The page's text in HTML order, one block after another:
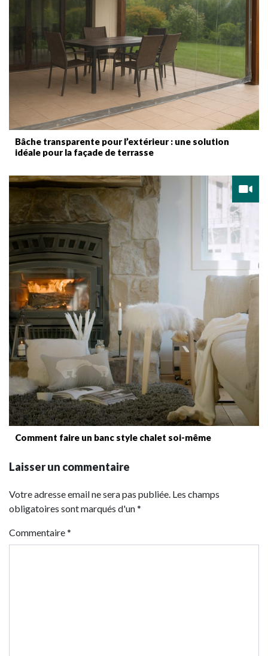
Bâche transparente pour l’extérieur : une solution
idéale pour la façade de terrasse
Comment faire un banc style chalet soi-même
Laisser un commentaire
Votre adresse email ne sera pas publiée. Les champs
obligatoires sont marqués d'un *
Commentaire*